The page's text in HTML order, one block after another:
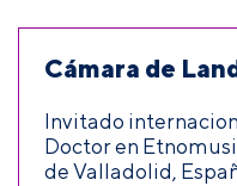
Cámara de
Invitado
Doctor en
de Valladolid,